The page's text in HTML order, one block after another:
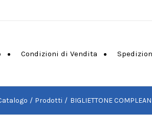
Condizioni di Vendita
Prodotti BIGLIETTONE